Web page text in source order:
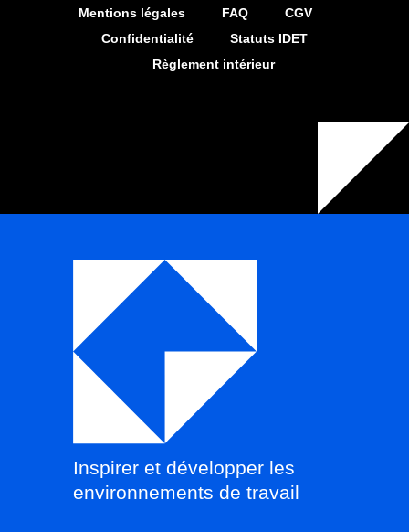
Mentions légales FAQ
CGV
Confidentialité
Statuts IDET
Règlement intérieur
Inspirer et développer les
environnements de travail